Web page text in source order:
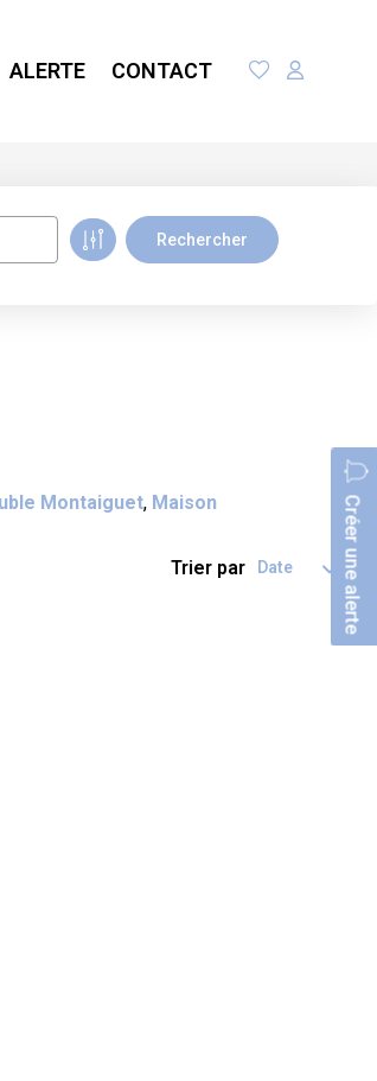
ALERTE CONTACT
Montaiguet, Maison
Créer une alerte
Trier par